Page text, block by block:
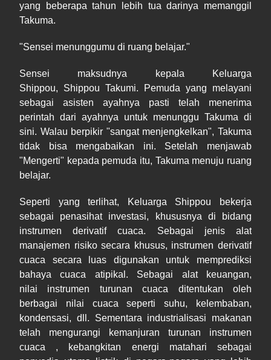
yang beberapa tahun lebih tua darinya memanggil
Takuma.
"Sensei menunggumu di ruang belajar."
Sensei maksudnya kepala Keluarga
Shippou, Shippou Takumi. Pemuda yang melayani
sebagai asisten ayahnya pasti telah menerima
perintah dari ayahnya untuk menunggu Takuma di
sini. Walau berpikir "sangat menjengkelkan", Takuma
tidak bisa mengabaikan ini. Setelah menjawab
"Mengerti" kepada pemuda itu, Takuma menuju ruang
belajar.
Seperti yang terlihat, Keluarga Shippou bekerja
sebagai penasihat investasi, khususnya di bidang
instrumen derivatif cuaca. Sebagai jenis alat
manajemen risiko secara khusus, instrumen derivatif
cuaca secara luas digunakan untuk memprediksi
bahaya cuaca atipikal. Sebagai alat keuangan,
nilai instrumen turunan cuaca ditentukan oleh
berbagai nilai cuaca seperti suhu, kelembaban,
kondensasi, dll. Sementara industrialisasi makanan
telah mengurangi kemanjuran turunan instrumen
cuaca , kebangkitan energi matahari sebagai